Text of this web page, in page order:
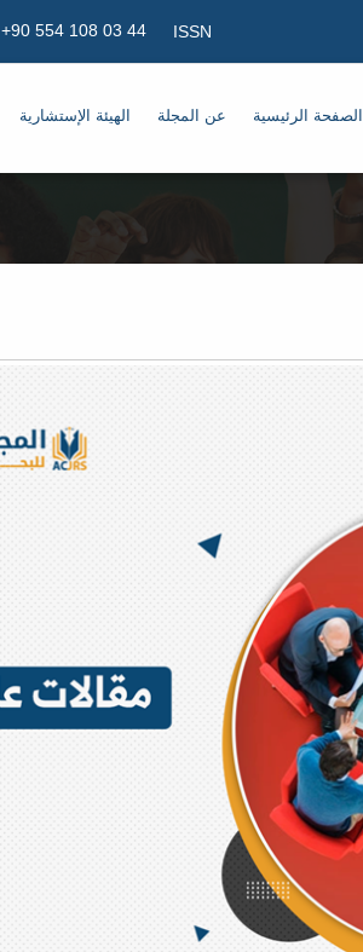
ISSN
+90 554 108 03 44
الصفحة الرئيسية عن المجلة الهيئة الإستشارية